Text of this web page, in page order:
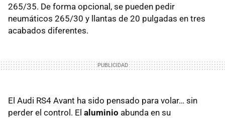
265/35. De forma opcional, se pueden pedir
neumáticos 265/30 y llantas de 20 pulgadas en tres
acabados diferentes.
El Audi RS4 Avant ha sido pensado para volar… sin
perder el control. El aluminio abunda en su